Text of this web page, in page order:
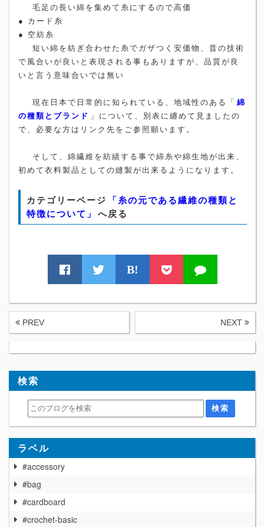
毛足の長い綿を集めて糸にするので高価
● カード糸
● 空紡糸
短い綿を紡ぎ合わせた糸でガザつく安価物、昔の技術
で風合いが良いと表現される事もありますが、品質が良
いと言う意味合いでは無い
現在日本で日常的に知られている、地域性のある「 綿
の種類とブランド 」について、別表に纏めて見ましたの
で、必要な方はリンク先をご参照願います。
そして、綿繊維を紡績する事で綿糸や綿生地が出来、
初めて衣料製品としての縫製が出来るようになります。
カテゴリーページ 「糸の元である繊維の種類と
特徴について」 へ戻る
B!
PREV NEXT
検索
ラベル
#accessory
#bag
#cardboard
#crochet-basic